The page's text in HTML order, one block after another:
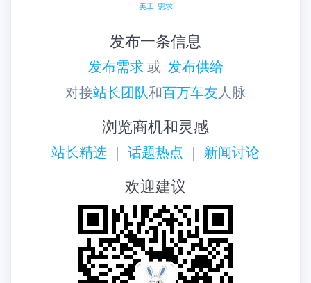
美工 需求
发布一条信息
发布需求 或 发布供给
对接站长团队和百万车友人脉
浏览商机和灵感
站长精选 ｜ 话题热点 ｜ 新闻讨论
欢迎建议